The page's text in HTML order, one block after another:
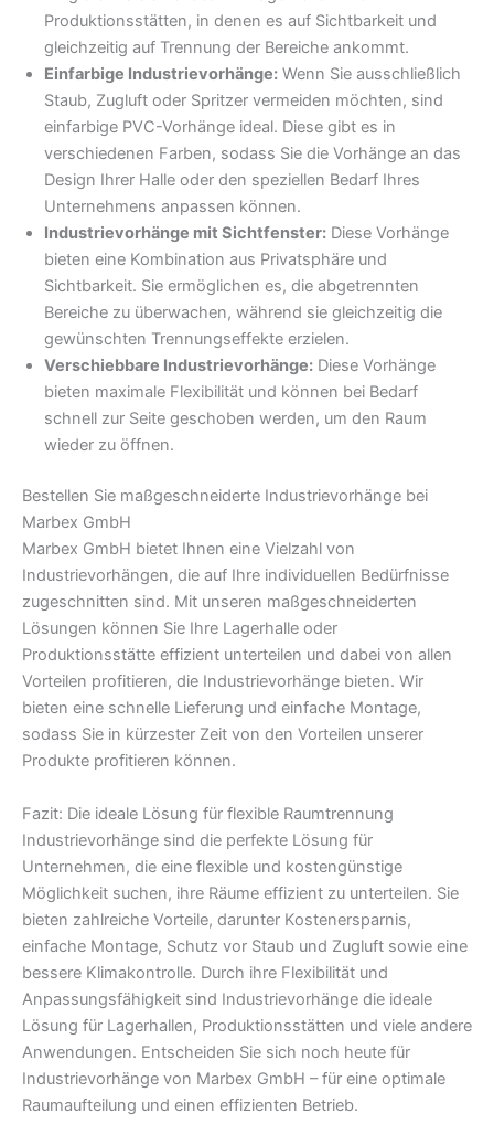
Produktionsstätten, in denen es auf Sichtbarkeit und
gleichzeitig auf Trennung der Bereiche ankommt.
Einfarbige Industrievorhänge: Wenn Sie ausschließlich
Staub, Zugluft oder Spritzer vermeiden möchten, sind
einfarbige PVC-Vorhänge ideal. Diese gibt es in
verschiedenen Farben, sodass Sie die Vorhänge an das
Design Ihrer Halle oder den speziellen Bedarf Ihres
Unternehmens anpassen können.
Industrievorhänge mit Sichtfenster: Diese Vorhänge
bieten eine Kombination aus Privatsphäre und
Sichtbarkeit. Sie ermöglichen es, die abgetrennten
Bereiche zu überwachen, während sie gleichzeitig die
gewünschten Trennungseffekte erzielen.
Verschiebbare Industrievorhänge: Diese Vorhänge
bieten maximale Flexibilität und können bei Bedarf
schnell zur Seite geschoben werden, um den Raum
wieder zu öffnen.
Bestellen Sie maßgeschneiderte Industrievorhänge bei
Marbex GmbH
Marbex GmbH bietet Ihnen eine Vielzahl von
Industrievorhängen, die auf Ihre individuellen Bedürfnisse
zugeschnitten sind. Mit unseren maßgeschneiderten
Lösungen können Sie Ihre Lagerhalle oder
Produktionsstätte effizient unterteilen und dabei von allen
Vorteilen profitieren, die Industrievorhänge bieten. Wir
bieten eine schnelle Lieferung und einfache Montage,
sodass Sie in kürzester Zeit von den Vorteilen unserer
Produkte profitieren können.
Fazit: Die ideale Lösung für flexible Raumtrennung
Industrievorhänge sind die perfekte Lösung für
Unternehmen, die eine flexible und kostengünstige
Möglichkeit suchen, ihre Räume effizient zu unterteilen. Sie
bieten zahlreiche Vorteile, darunter Kostenersparnis,
einfache Montage, Schutz vor Staub und Zugluft sowie eine
bessere Klimakontrolle. Durch ihre Flexibilität und
Anpassungsfähigkeit sind Industrievorhänge die ideale
Lösung für Lagerhallen, Produktionsstätten und viele andere
Anwendungen. Entscheiden Sie sich noch heute für
Industrievorhänge von Marbex GmbH – für eine optimale
Raumaufteilung und einen effizienten Betrieb.